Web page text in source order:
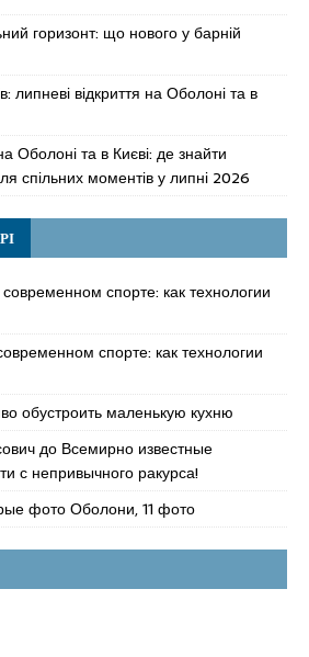
горизонт: що нового у барній
липневі відкриття на Оболоні та в
Оболоні та в Києві: де знайти
спільних моментів у липні 2026
спорте: как технологии
спорте: как технологии
обустроить маленькую кухню
до Всемирно известные
с непривычного ракурса!
фото Оболони, 11 фото